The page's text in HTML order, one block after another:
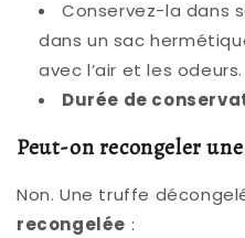
Conservez-la dans
dans un sac
avec l’air et les odeurs.
Durée de
Peut-on recongeler
Non. Une truffe
recongelée :